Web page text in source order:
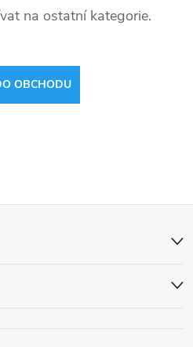
na ostatní kategorie.
OBCHODU